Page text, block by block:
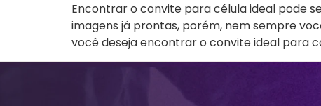
Encontrar o convite para célula ideal pode
imagens já prontas, porém, nem sempre
você deseja encontrar o convite ideal para